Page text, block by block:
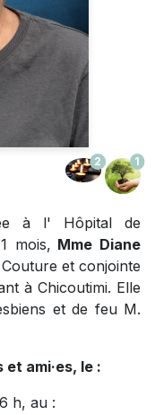
2 1
à l' Hôpital de
mois, Mme Diane
et conjointe
à Chicoutimi. Elle
et de feu M.
ami·es, le :
h, au :